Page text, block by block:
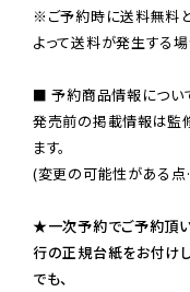
※ご予約時に送料無料
よって送料が発生する
■ 予約商品情報につい
発売前の掲載情報は監
ます。
(変更の可能性がある点
★一次予約でご予約頂い
行の正規台紙をお付け
でも、